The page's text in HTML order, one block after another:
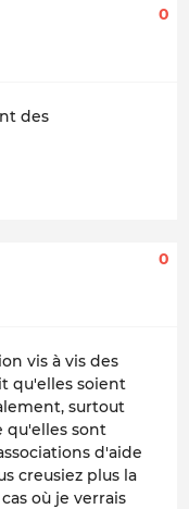
0
des
0
vis à vis des
qu'elles soient
surtout
qu'elles sont
d'aide
creusiez plus la
où je verrais